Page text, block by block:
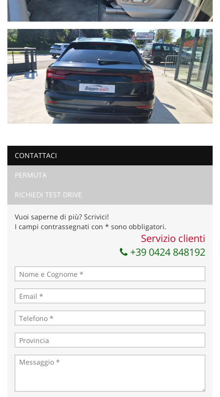
CONTATTACI
PERMUTA
RICHIEDI TEST DRIVE
Vuoi saperne di più? Scrivici!
I campi contrassegnati con * sono obbligatori.
Servizio clienti
+39 0424 848192